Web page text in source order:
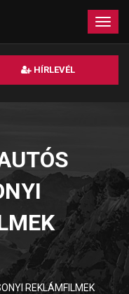
HÍRLEVÉL
×
REKLÁMFILMEK